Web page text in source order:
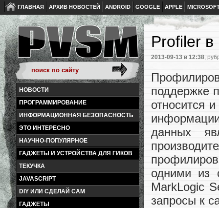
ГЛАВНАЯ АРХИВ НОВОСТЕЙ ANDROID GOOGLE APPLE
НОВОСТИ
ПРОГРАММИРОВАНИЕ
ИНФОРМАЦИОННАЯ БЕЗОПАСНОСТЬ
ЭТО ИНТЕРЕСНО
НАУЧНО-ПОПУЛЯРНОЕ
ГАДЖЕТЫ И УСТРОЙСТВА ДЛЯ ГИКОВ
ТЕКУЧКА
JAVASCRIPT
DIY ИЛИ СДЕЛАЙ САМ
ГАДЖЕТЫ
Profiler
2013-09-13 в 12:38,
поддержке
относится
данных
одними из
MarkLogic
запросы к